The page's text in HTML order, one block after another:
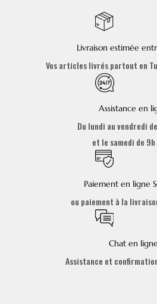
Livraison estimée
Vos articles livrés partout en
Assistance en
Du lundi au vendredi
et le samedi de 9h
Paiement en ligne
ou paiement à la
Chat en ligne
Assistance et